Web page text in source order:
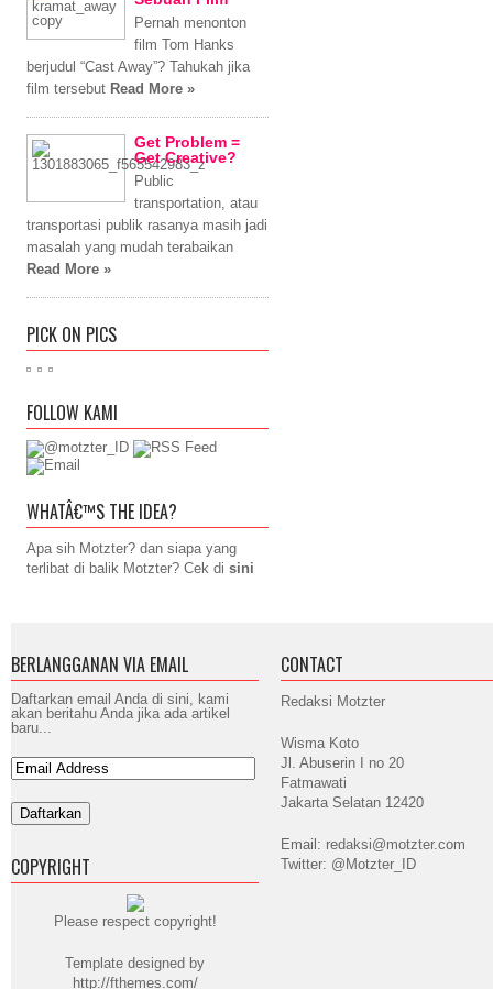
Pernah menonton
film Tom Hanks
berjudul “Cast Away”? Tahukah jika
film tersebut Read More »
Get Problem =
Get Creative?
Public
transportation, atau
transportasi publik rasanya masih jadi
masalah yang mudah terabaikan
Read More »
PICK ON PICS
FOLLOW KAMI
WHATÂ€™S THE IDEA?
Apa sih Motzter? dan siapa yang
terlibat di balik Motzter? Cek di sini
BERLANGGANAN VIA EMAIL
Daftarkan email Anda di sini, kami
akan beritahu Anda jika ada artikel
baru...
COPYRIGHT
Please respect copyright!
Template designed by
http://fthemes.com/
CONTACT
Redaksi Motzter
Wisma Koto
Jl. Abuserin I no 20
Fatmawati
Jakarta Selatan 12420
Email: redaksi@motzter.com
Twitter: @Motzter_ID